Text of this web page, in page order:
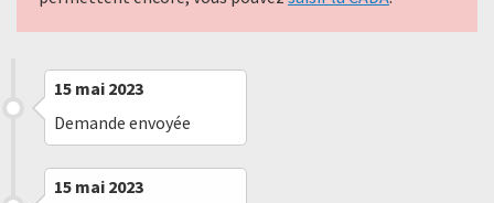
15 mai 2023
Demande envoyée
15 mai 2023